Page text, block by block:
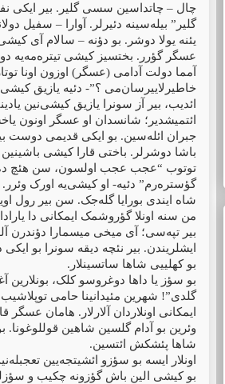
چال – چاتداسین سسی گلیر. بیر ایکی نفر
گلیر” بیله‌سینه دئیرلر. آوارا – سفیل
یئنه یولا دوشر. بو دؤنه – سالام آی
عسگر گؤرر. بختسیز کیشی تیتره‌مه‌یه
آمما دولت آدامی (عسگر) اوزون اونا
خاطیرلاییرسان‌می ؟”- دئیه یازیق
ائدیب، بیر آز سونرا یازیق کیشی‌نین
ائتمیشدیر؛ شانسدان او عسگر اونون
جبران ائله‌سین. بو ایکی قدیمی دوست
باشا دوشرلر. باختی قارا کیشی
توتوب “عجب عجب اولسون، سن هئچ ده
گؤستره‌رم” دئیه- او کیشی‌یه اورک وئرر .
شاه ایندی بورایا گله‌جک. سن بیر رول
من سنه اونلا گؤروشمک ایمکانی دا
بیر تپه‌سی؛ آی میخی میسمارا دؤندرن
ایشلریندن. بیر نئچه دیقه سونرا بو
بو کهلییی شاها ساتسینلار .
بو سؤز یا داها دوغروسو کلک،
گلدی”! شهرین مئیدانینا حامی
ایمکانی اونلاردان آلارلار. هامان عسگر
وئرین بو آدام گلسین شاهین قوللوغونا.
شاها پئشکش ائتسین.
اونلار ایسه بو سؤزو ائشیتجه‌یین
بو کیشی الین باش گؤزونه چکیب و